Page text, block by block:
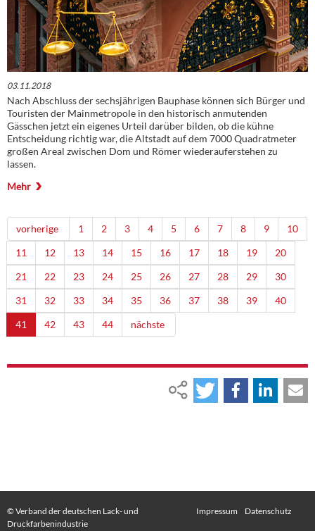
03.11.2018
Nach Abschluss der sechsjährigen Bauphase können sich Bürger und
Touristen der Mainmetropole in den historisch anmutenden
Gässchen jetzt ein eigenes Urteil darüber bilden, ob die kühne
Entscheidung richtig war, die Altstadt auf dem 7000 Quadratmeter
großen Areal zwischen Dom und Römer wiederauferstehen zu
lassen.
Mehr
vorherige 1 2 3 4 5 6 7 8 9
10
11
12 13 14 15 16 17 18 19
20
21
22 23 24 25 26 27 28 29
30
31
32 33 34 35 36 37 38 39
40
41
42 43 44 nächste
© Verband der deutschen Lack- und
Druckfarbenindustrie
Impressum Datenschutz